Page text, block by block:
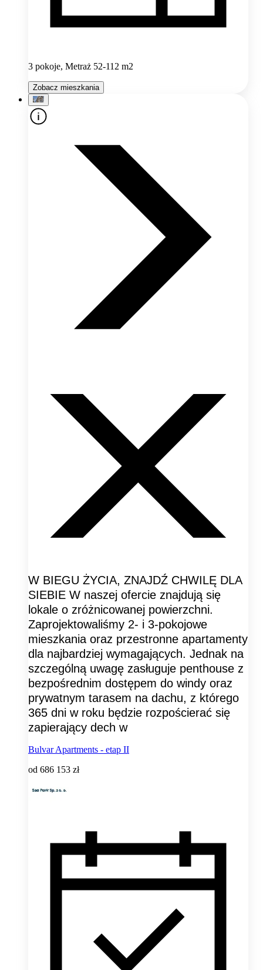
3 pokoje, Metraż 52-112 m2
Zobacz mieszkania
W BIEGU ŻYCIA, ZNAJDŹ CHWILĘ DLA
SIEBIE W naszej ofercie znajdują się
lokale o zróżnicowanej powierzchni.
Zaprojektowaliśmy 2- i 3-pokojowe
mieszkania oraz przestronne apartamenty
dla najbardziej wymagających. Jednak na
szczególną uwagę zasługuje penthouse z
bezpośrednim dostępem do windy oraz
prywatnym tarasem na dachu, z którego
365 dni w roku będzie rozpościerać się
zapierający dech w
Bulvar Apartments - etap II
od 686 153 zł